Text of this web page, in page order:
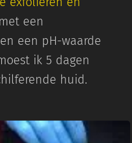
een
een pH-waarde
ik 5 dagen
huid.